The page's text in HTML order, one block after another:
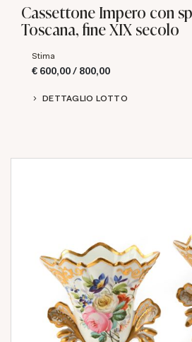
Cassettone Impero con
Toscana, fine XIX secolo
Stima
€ 600,00 / 800,00
DETTAGLIO LOTTO